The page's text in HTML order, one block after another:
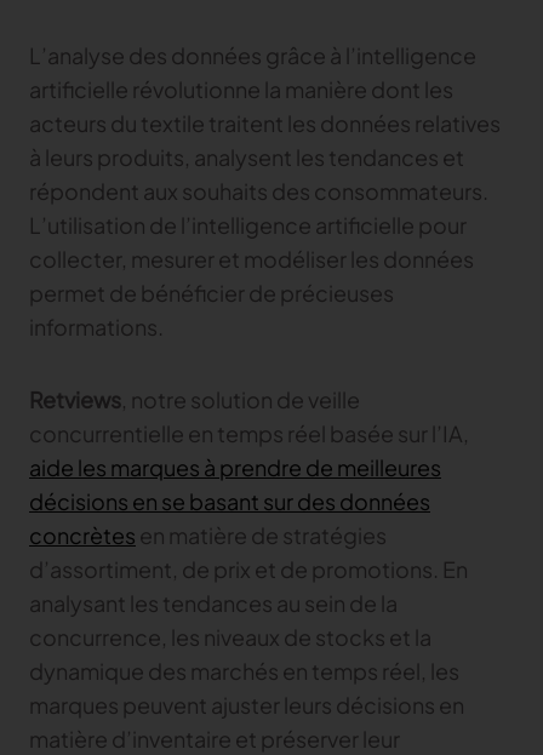
L’analyse des données grâce à l’intelligence
artificielle révolutionne la manière dont les
acteurs du textile traitent les données relatives
à leurs produits, analysent les tendances et
répondent aux souhaits des consommateurs.
L’utilisation de l’intelligence artificielle pour
collecter, mesurer et modéliser les données
permet de bénéficier de précieuses
informations.
Retviews, notre solution de veille
concurrentielle en temps réel basée sur l’IA,
aide les marques à prendre de meilleures
décisions en se basant sur des données
concrètes en matière de stratégies
d’assortiment, de prix et de promotions. En
analysant les tendances au sein de la
concurrence, les niveaux de stocks et la
dynamique des marchés en temps réel, les
marques peuvent ajuster leurs décisions en
matière d’inventaire et préserver leur